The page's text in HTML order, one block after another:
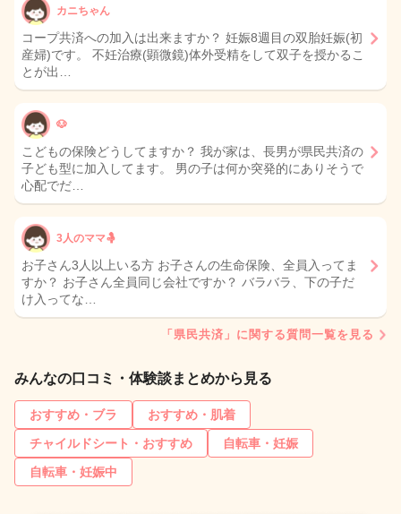
カニちゃん
コープ共済への加入は出来ますか？ 妊娠8週目の双胎妊娠(初
産婦)です。 不妊治療(顕微鏡)体外受精をして双子を授かるこ
とが出…
🐶
こどもの保険どうしてますか？ 我が家は、長男が県民共済の
子ども型に加入してます。 男の子は何か突発的にありそうで
心配でだ…
3人のママ🤱
お子さん3人以上いる方 お子さんの生命保険、全員入ってま
すか？ お子さん全員同じ会社ですか？ バラバラ、下の子だ
け入ってな…
「県民共済」に関する質問一覧を見る
みんなの口コミ・体験談まとめから見る
おすすめ・ブラ
おすすめ・肌着
チャイルドシート・おすすめ
自転車・妊娠
自転車・妊娠中